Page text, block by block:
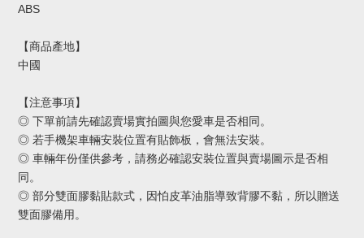
ABS
【商品產地】
中國
【注意事項】
◎ 下單前請先確認賣場實拍圖與您愛車是否相同。
◎ 若手機架車輛安裝位置有貼飾板，會無法安裝。
◎ 車輛年份僅供參考，請務必確認安裝位置與賣場圖示是否相
同。
◎ 部分雙面膠黏貼款式，因怕皮革油脂導致背膠不黏，所以贈送
雙面膠備用。